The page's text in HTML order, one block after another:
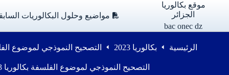
موقع بكالوريا
الجزائر
bac onec dz
مواضيع وحلول البكالوريات
الرئيسية بكالوريا 2023 التصحيح النموذجي لموضوع الفلسفة بكالوريا
التصحيح النموذجي لموضوع الفلسفة بكالوريا 2023 شعبة لغات أجنبية